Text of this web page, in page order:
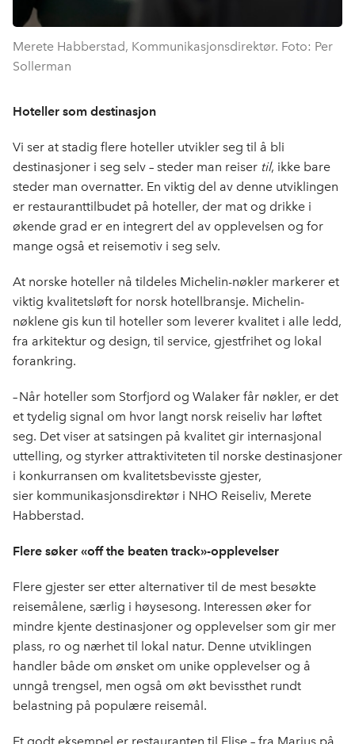
Merete Habberstad, Kommunikasjonsdirektør. Foto: Per
Sollerman
Hoteller som destinasjon
Vi ser at stadig flere hoteller utvikler seg til å bli
destinasjoner i seg selv – steder man reiser til, ikke bare
steder man overnatter. En viktig del av denne utviklingen
er restauranttilbudet på hoteller, der mat og drikke i
økende grad er en integrert del av opplevelsen og for
mange også et reisemotiv i seg selv.
At norske hoteller nå tildeles Michelin-nøkler markerer et
viktig kvalitetsløft for norsk hotellbransje. Michelin-
nøklene gis kun til hoteller som leverer kvalitet i alle ledd,
fra arkitektur og design, til service, gjestfrihet og lokal
forankring.
– Når hoteller som Storfjord og Walaker får nøkler, er det
et tydelig signal om hvor langt norsk reiseliv har løftet
seg. Det viser at satsingen på kvalitet gir internasjonal
uttelling, og styrker attraktiviteten til norske destinasjoner
i konkurransen om kvalitetsbevisste gjester,
sier kommunikasjonsdirektør i NHO Reiseliv, Merete
Habberstad.
Flere søker «off the beaten track»-opplevelser
Flere gjester ser etter alternativer til de mest besøkte
reisemålene, særlig i høysesong. Interessen øker for
mindre kjente destinasjoner og opplevelser som gir mer
plass, ro og nærhet til lokal natur. Denne utviklingen
handler både om ønsket om unike opplevelser og å
unngå trengsel, men også om økt bevissthet rundt
belastning på populære reisemål.
Et godt eksempel er restauranten til Elise – fra Marius på